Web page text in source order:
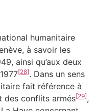
humanitaire
à savoir les
ainsi qu’aux deux
[28]. Dans un sens
fait référence à
des conflits armés[29],